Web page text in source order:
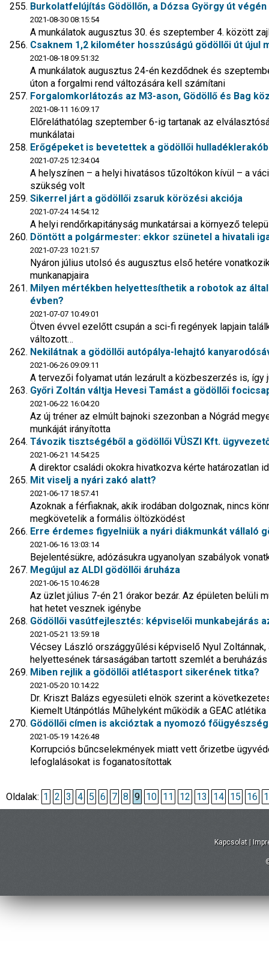
Burkolatfelújítás Gödöllőn, a Dózsa György út végén
2021-08-30 08:15:54
A munkálatok augusztus 30. és szeptember 4. között
Csaknem 1,2 kilométer hosszúságú gödöllői út újul
2021-08-18 09:51:32
A munkálatok augusztus 24-én kezdődnek és
úton a forgalmi rend változására kell számítani
Forgalomkorlátozás az M3-ason, Gödöllő és Bag
2021-08-11 16:09:17
Előreláthatólag szeptember 6-ig tartanak az
munkálatai
Erőgépeket is bevetettek a gödöllői
2021-07-25 12:34:04
A helyszínen – a helyi hivatásos tűzoltókon kívül – a
szükség volt
Sikerrel járt a gödöllői zsaruk körözési akciója
2021-07-24 14:54:12
A helyi rendőrkapitányság munkatársai a környező
Döntött a polgármester: ekkor szünetel a hivatali
2021-07-23 10:21:57
Nyáron július utolsó és augusztus első hetére
munkanapjaira
Milyen mértékben helyettesíthetik a robotok az
évben?
2021-07-07 10:49:01
Ötven évvel ezelőtt csupán a sci-fi regények lapjain
változott…
Nekilátnak a gödöllői autópálya-lehajtó
2021-06-26 09:09:11
A tervezői folyamat után lezárult a közbeszerzés is, így
Győri Zoltán váltja Hevesi Tamást a gödöllői
2021-06-22 16:04:20
Az új tréner az elmúlt bajnoki szezonban a Nógrád
munkáját irányította
Távozik tisztségéből a gödöllői VÜSZI Kft.
2021-06-21 14:54:25
A direktor családi okokra hivatkozva kérte határozatlan
Mit viselj a nyári zakó alatt?
2021-06-17 18:57:41
Azoknak a férfiaknak, akik irodában dolgoznak, nincs
megkövetelik a formális öltözködést
Erre érdemes figyelniük a nyári diákmunkát vállaló
2021-06-16 13:03:14
Bejelentésükre, adózásukra ugyanolyan szabályok
Megújul az ALDI gödöllői áruháza
2021-06-15 10:46:28
Az üzlet július 7-én 21 órakor bezár. Az épületen belüli
hat hetet vesznek igénybe
Gödöllői vasútfejlesztés: képviselői munkabejárás
2021-05-21 13:59:18
Vécsey László országgyűlési képviselő Nyul
helyettesének társaságában tartott szemlét a
Miben rejlik a gödöllői atlétasport sikerének titka?
2021-05-20 10:14:22
Dr. Kriszt Balázs egyesületi elnök szerint a
Kiemelt Utánpótlás Műhelyként működik a GEAC
Gödöllői címen is akcióztak a nyomozó
2021-05-19 14:26:48
Korrupciós bűncselekmények miatt vett őrizetbe
lefoglalásokat is foganatosítottak
Oldalak: 1 2 3 4 5 6 7 8 9 10 11 12 13 14 15 16
Kapcsolat |